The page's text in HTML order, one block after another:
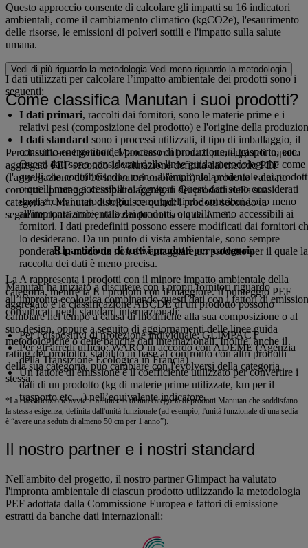
Questo approccio consente di calcolare gli impatti su 16 indicatori
ambientali, come il cambiamento climatico (kgCO2e), l'esaurimento
delle risorse, le emissioni di polveri sottili e l'impatto sulla salute
umana.
I dati utilizzati per calcolare l’impatto ambientale dei prodotti sono i
seguenti:
I dati primari, raccolti dai fornitori, sono le materie prime e i
relativi pesi (composizione del prodotto) e l'origine della
I dati standard sono i processi utilizzati, il tipo di imballaggio, il
consumo energetico del processo di produzione, il trasporto, ecc.
Questi dati sono considerati dalle linee guida metodologiche come
quelli che contribuiscono meno all'impronta ambientale dei
o quelli meno accessibili ai fornitori. Questi dati sono considerati
dagli archivi metodologici come quelli che contribuiscono meno
all'impronta ambientale dei prodotti, o quelli meno accessibili ai
fornitori. I dati predefiniti possono essere modificati dai fornitori
lo desiderano. Da un punto di vista ambientale, sono sempre
ponderati in modo da non avvantaggiare un prodotto per il quale la
raccolta dei dati è meno precisa.
Manutan ha iniziato a discutere con i propri fornitori riguardo
all’impronta ecologica combinando questi dati con i fattori di
comunicati negli standard internazionali:
Per I dispositivi di protezione individuale: GLIMPACT
Per gli arredi ufficio: WARO in accordo con ADEME (Agenzia
della Transizione Ecologica in Francia)
Un fattore di emissione è il coefficiente utilizzato per convertire i
dati di un prodotto (kg di materie prime utilizzate, km per il
trasporto etc…) nell’equivalente indicatore.
Vedi di più riguardo la metodologia Vedi meno riguardo la metodologia
Come classifica Manutan i suoi prodotti?
Per classificare i prodotti, Manutan confronta il punteggio di impatto
aggregato PEF secondo la valutazione definita dal metodo PEF
(l'aggregazione dei 16 indicatori ambientali) del prodotto valutato
con tutti i punteggi di impatto aggregati dei prodotti della sua
categoria*. Manutan distribuisce quindi i prodotti secondo la
seguente ripartizione, utilizzando una scala da A a E.
Ripartizione di tutti i prodotti per categoria
La A rappresenta i prodotti con il minore impatto ambientale della
categoria, mentre la E i prodotti con il maggiore. Il punteggio PEF
aggregato e la classificazione ABCDE di un prodotto possono
cambiare nel tempo a causa di modifiche alla sua composizione o al
suo design, oppure a seguito di aggiornamenti delle linee guida
metodologiche o delle banche dati internazionali. Inoltre, anche il
rating del prodotto, stabilito in base al confronto con altri prodotti
della sua categoria, può cambiare con l'evolversi della categoria
stessa.
*La classificazione avviene all'interno di una categoria di prodotti Manutan che soddisfano
la stessa esigenza, definita dall'unità funzionale (ad esempio, l'unità funzionale di una sedia
è “avere una seduta di almeno 50 cm per 1 anno”).
Il nostro partner e i nostri standard
Nell'ambito del progetto, il nostro partner Glimpact ha valutato
l'impronta ambientale di ciascun prodotto utilizzando la metodologia
PEF adottata dalla Commissione Europea e fattori di emissione
estratti da banche dati internazionali: